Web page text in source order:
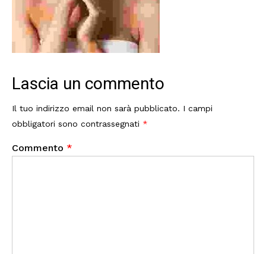
Lascia un commento
Il tuo indirizzo email non sarà pubblicato. I campi
obbligatori sono contrassegnati *
Commento *